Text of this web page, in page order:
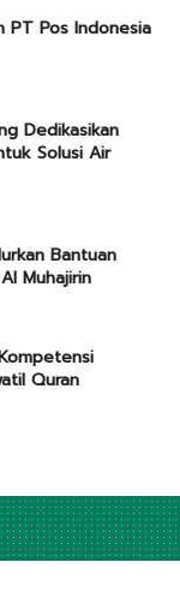
PT Pos Indonesia
Dedikasikan
Solusi Air
Bantuan
Muhajirin
Quran